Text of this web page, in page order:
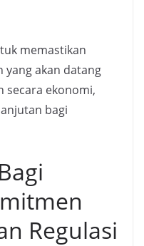
memastikan
yang akan datang
secara ekonomi,
bagi
Regulasi